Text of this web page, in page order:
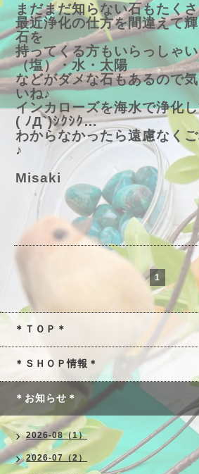
まだまだ知らない石もたく
最近浄化の仕方を間違えて
石を
持ってくる方もいらっしゃ
（塩）・水・太陽
などがダメな石もあるので
いね♪
インカローズを海水で浄化
( ﾉД`)ｼｸｼｸ…
わからなかったら遠慮なく
♪
Misaki
1
＊ＴＯＰ＊
＊ＳＨＯＰ情報＊
＊お知らせ＊
2026-08（1）
2026-07（2）